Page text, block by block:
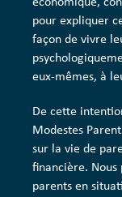
pour expliquer
façon de vivre
eux-mêmes, à
De cette
Modestes
sur la vie de
financière. Nous
parents en